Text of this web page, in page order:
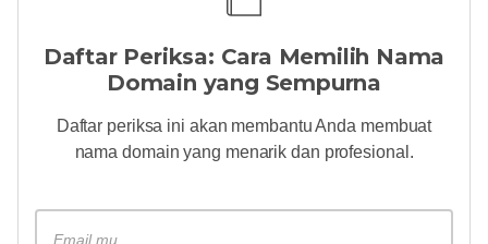
Daftar Periksa: Cara Memilih Nama
Domain yang Sempurna
Daftar periksa ini akan membantu Anda membuat
nama domain yang menarik dan profesional.